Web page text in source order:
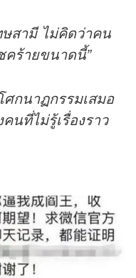
สามี ไม่คิดว่าคน
คร้ายขนาดนี้”
กนาฏกรรมเสมอ
นที่ไม่รู้เรื่องราว